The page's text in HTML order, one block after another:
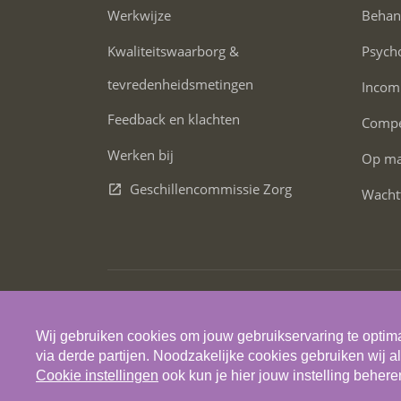
Werkwijze
Kwaliteitswaarborg &
tevredenheidsmetingen
Feedback en klachten
Werken bij
Geschillencommissie Zorg
Op
Wij gebruiken cookies om jouw gebruikservaring te
via derde partijen. Noodzakelijke cookies gebruiken wij
Cookie instellingen ook kun je hier jouw instelling